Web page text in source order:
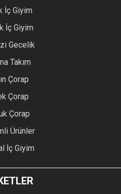
İç Giyim
İç Giyim
Gecelik
Takım
Çorap
Çorap
Çorap
Ürünler
İç Giyim